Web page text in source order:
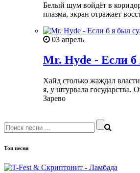
Белый шум войдёт в
плазма, экран отражает
03 апрель
Mr. Hyde - Если б
Хайд столько жаждал
я, у штурвала государства.
Зарево
Топ песни